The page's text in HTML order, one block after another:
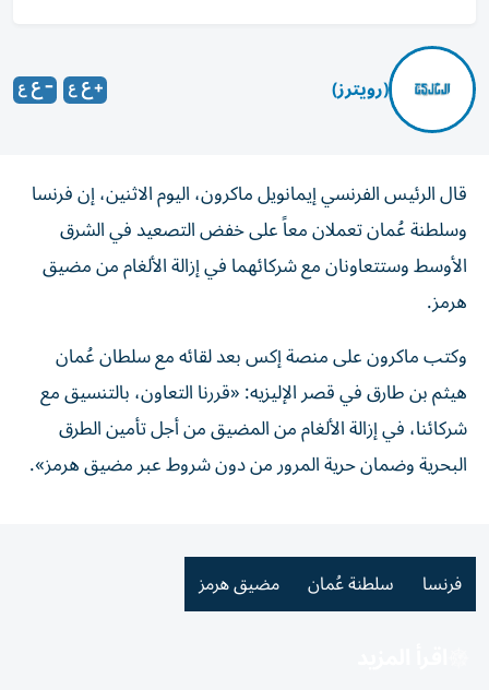
(رويترز)
قال الرئيس ‌الفرنسي إيمانويل ماكرون، اليوم ⁠الاثنين، إن ‌فرنسا
وسلطنة ‌عُمان تعملان معاً على ‌خفض التصعيد في الشرق
⁠الأوسط وستتعاونان مع شركائهما في إزالة الألغام من مضيق
هرمز.
وكتب ماكرون على منصة إكس ‌بعد لقائه مع سلطان ⁠عُمان
هيثم بن طارق في قصر الإليزيه: «قررنا التعاون، ‌بالتنسيق ‌مع
شركائنا، في إزالة الألغام من ‌المضيق من ‌أجل ⁠تأمين الطرق
‌البحرية وضمان حرية المرور من دون ⁠شروط عبر مضيق هرمز».
فرنسا سلطنة عُمان مضيق هرمز